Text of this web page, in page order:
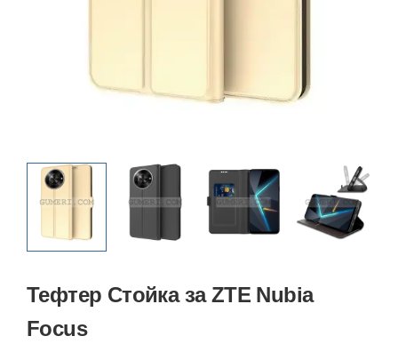
Тефтер Стойка за ZTE Nubia
Focus